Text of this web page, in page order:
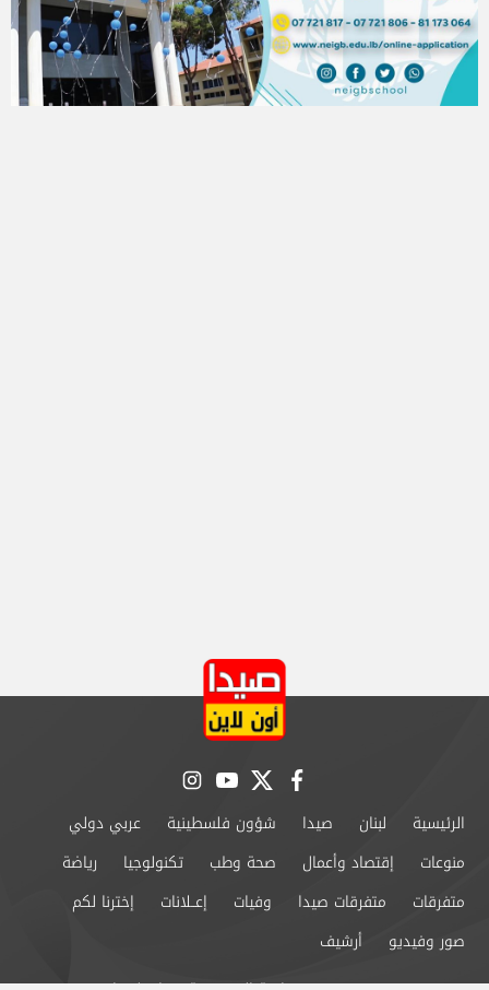
facebook
twitter
youtube
instagram
الرئيسية لبنان صيدا شؤون فلسطينية
عربي دولي
منوعات
إقتصاد وأعمال صحة وطب تكنولوجيا
رياضة
متفرقات
متفرقات صيدا وفيات إعــلانات
إخترنا لكم
صور وفيديو
أرشيف